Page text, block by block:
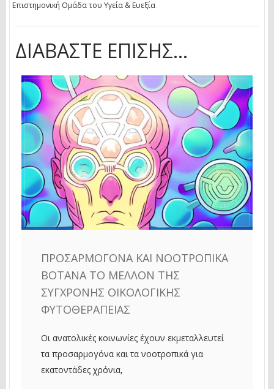
Επιστημονική Ομάδα του Υγεία & Ευεξία
ΔΙΑΒΆΣΤΕ ΕΠΊΣΗΣ...
ΠΡΟΣΑΡΜΟΓΌΝΑ ΚΑΙ ΝΟΟΤΡΟΠΙΚΆ
ΒΌΤΑΝΑ ΤΟ ΜΈΛΛΟΝ ΤΗΣ
ΣΎΓΧΡΟΝΗΣ ΟΙΚΟΛΟΓΙΚΉΣ
ΦΥΤΟΘΕΡΑΠΕΊΑΣ
Οι ανατολικές κοινωνίες έχουν εκμεταλλευτεί
τα προσαρμογόνα και τα νοοτροπικά για
εκατοντάδες χρόνια,